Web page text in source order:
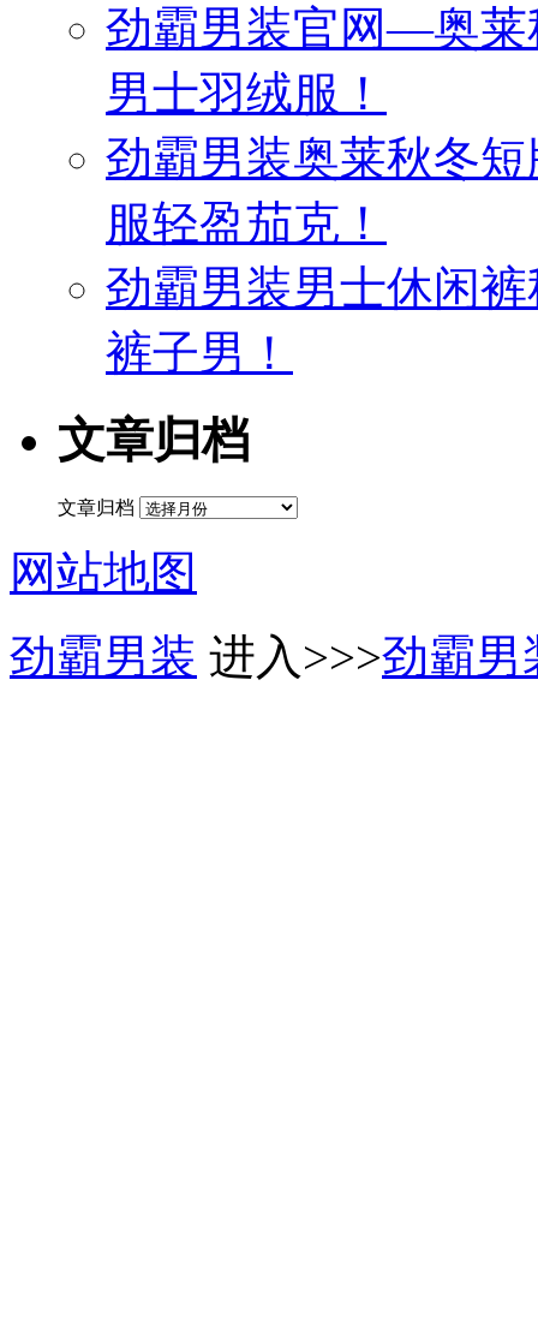
劲霸男装官网—奥莱
男士羽绒服！
劲霸男装奥莱秋冬
服轻盈茄克！
劲霸男装男士休闲
裤子男！
文章归档
文章归档
网站地图
劲霸男装 进入>>>劲霸男